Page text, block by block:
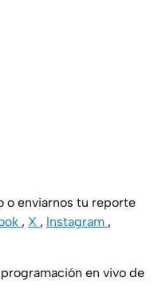
o enviarnos tu reporte
, X , Instagram ,
en vivo de